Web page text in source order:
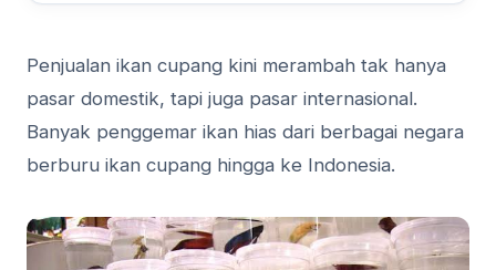
Penjualan ikan cupang kini merambah tak hanya
pasar domestik, tapi juga pasar internasional.
Banyak penggemar ikan hias dari berbagai negara
berburu ikan cupang hingga ke Indonesia.